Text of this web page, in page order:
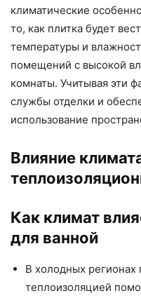
климатические
то, как плитка будет
температуры и
помещений с высокой
комнаты. Учитывая эти
службы отделки и
использование
Влияние
Как климат
для ванной
В холодных регионах
теплоизоляцией